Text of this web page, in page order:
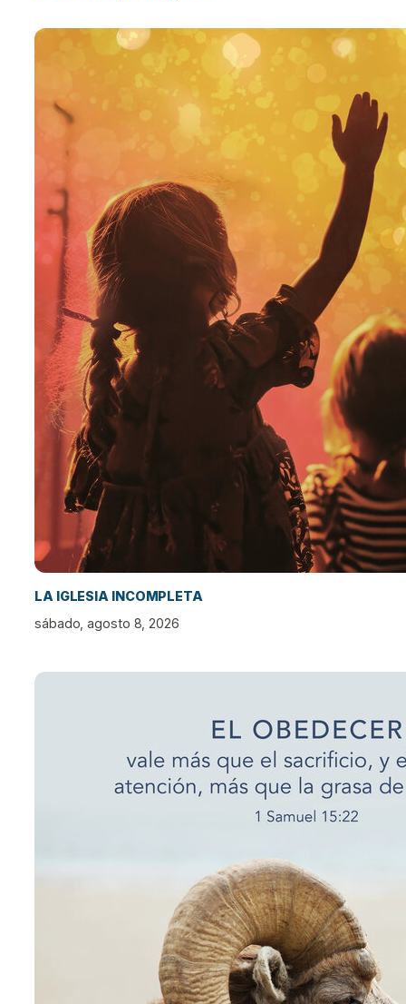
LA IGLESIA INCOMPLETA
sábado, agosto 8, 2026